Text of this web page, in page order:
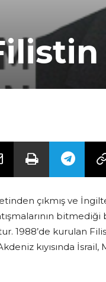
çıkmış ve
bitmediği
1988’de kurulan
kıyısında İsrail,